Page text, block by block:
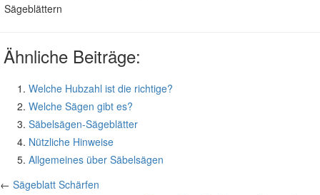
Sägeblättern
Ähnliche Beiträge:
Welche Hubzahl ist die richtige?
Welche Sägen gibt es?
Säbelsägen-Sägeblätter
Nützliche Hinweise
Allgemeines über Säbelsägen
← Sägeblatt Schärfen